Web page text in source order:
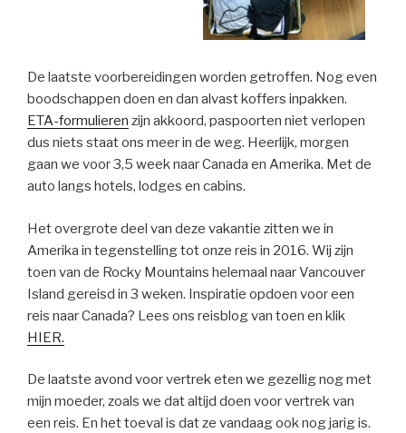
De laatste voorbereidingen worden getroffen. Nog even
boodschappen doen en dan alvast koffers inpakken.
ETA-formulieren zijn akkoord, paspoorten niet verlopen
dus niets staat ons meer in de weg. Heerlijk, morgen
gaan we voor 3,5 week naar Canada en Amerika. Met de
auto langs hotels, lodges en cabins.
Het overgrote deel van deze vakantie zitten we in
Amerika in tegenstelling tot onze reis in 2016. Wij zijn
toen van de Rocky Mountains helemaal naar Vancouver
Island gereisd in 3 weken. Inspiratie opdoen voor een
reis naar Canada? Lees ons reisblog van toen en klik
HIER.
De laatste avond voor vertrek eten we gezellig nog met
mijn moeder, zoals we dat altijd doen voor vertrek van
een reis. En het toeval is dat ze vandaag ook nog jarig is.